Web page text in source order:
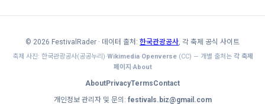
© 2026 FestivalRader · 데이터 출처: 한국관광공사 , 각 축제 공식 사이트
축제 사진: 한국관광공사(공공누리)·Wikimedia·Openverse(CC) — 개별 출처는 각 축제
페이지·About
AboutPrivacyTermsContact
개인정보 관리자 및 문의: festivals.biz@gmail.com